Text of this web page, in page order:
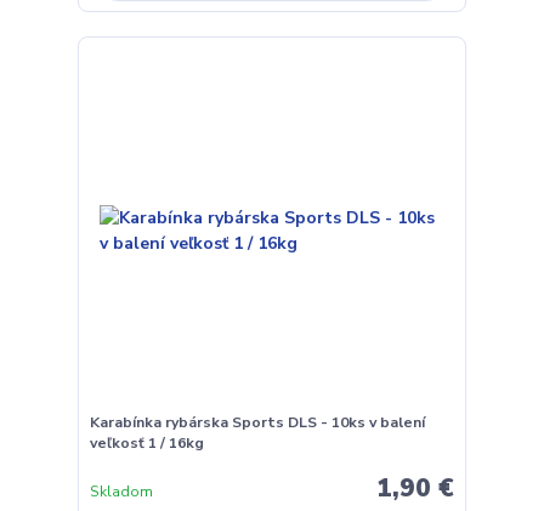
Karabínka rybárska Sports DLS - 10ks v balení
veľkosť 1 / 16kg
1,90 €
Skladom